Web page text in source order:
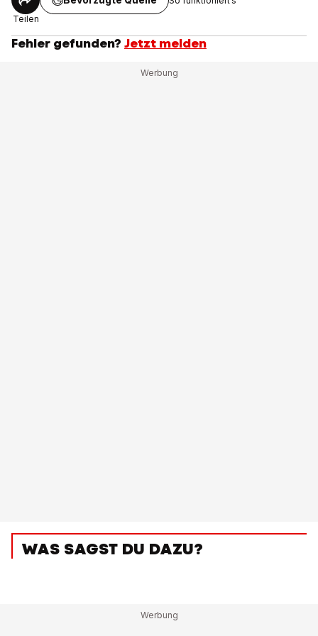
Teilen
Fehler gefunden? Jetzt melden
WAS SAGST DU DAZU?